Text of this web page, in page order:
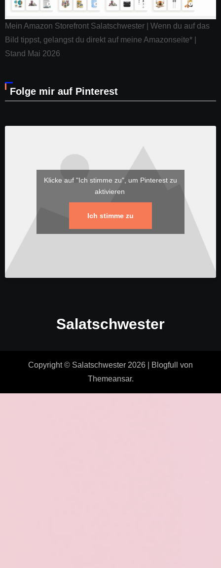
Mein Amazon Storefront Salatschwester | Wenn du auf das
Bild tippst, gelangst du direkt auf meine Amazonseite* |
Stand Mai 2026
Folge mir auf Pinterest
Klicke auf "Ich stimme zu", um Pinterest zu
aktivieren
Ich stimme zu
Salatschwester
Copyright © Salatschwester 2026 Blogfull
von
Themeansar.